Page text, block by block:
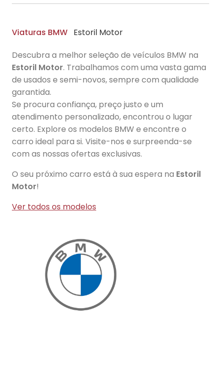
Viaturas BMW Estoril Motor
Descubra a melhor seleção de veículos BMW na
Estoril Motor. Trabalhamos com uma vasta gama
de usados e semi-novos, sempre com qualidade
garantida.
Se procura confiança, preço justo e um
atendimento personalizado, encontrou o lugar
certo. Explore os modelos BMW e encontre o
carro ideal para si. Visite-nos e surpreenda-se
com as nossas ofertas exclusivas.
O seu próximo carro está à sua espera na Estoril
Motor!
Ver todos os modelos